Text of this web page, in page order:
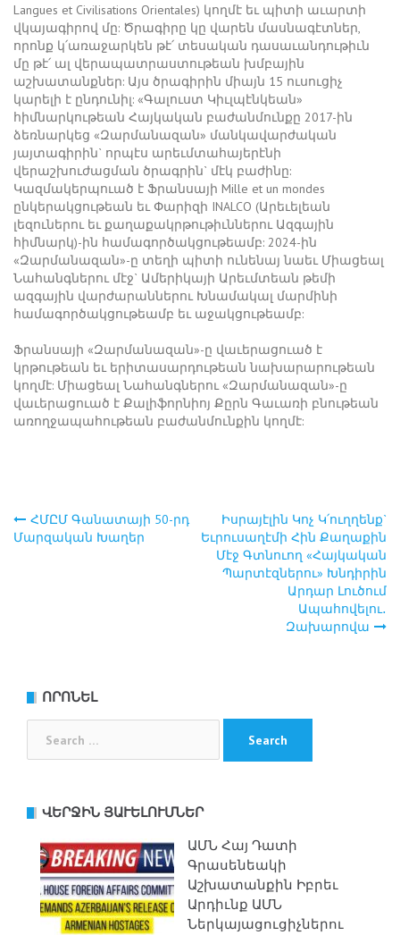
Langues et Civilisations Orientales) կողմէ եւ պիտի աւարտի
վկայագիրով մը: Ծրագիրը կը վարեն մասնագէտներ,
որոնք կ՛առաջարկեն թէ՛ տեսական դասաւանդութիւն
մը թէ՛ ալ վերապատրաստութեան խմբային
աշխատանքներ: Այս ծրագիրին միայն 15 ուսուցիչ
կարելի է ընդունիլ: «Գալուստ Կիւլպէնկեան»
հիմնարկութեան Հայկական բաժանմունքը 2017-ին
ձեռնարկեց «Զարմանազան» մանկավարժական
յայտագիրին` որպէս արեւմտահայերէնի
վերաշխուժացման ծրագրին` մէկ բաժինը:
Կազմակերպուած է Ֆրանսայի Mille et un mondes
ընկերակցութեան եւ Փարիզի INALCO (Արեւելեան
լեզուներու եւ քաղաքակրթութիւններու Ազգային
հիմնարկ)-ին համագործակցութեամբ: 2024-ին
«Զարմանազան»-ը տեղի պիտի ունենայ նաեւ Միացեալ
Նահանգներու մէջ` Ամերիկայի Արեւմտեան թեմի
ազգային վարժարաններու Խնամակալ մարմինի
համագործակցութեամբ եւ աջակցութեամբ:
Ֆրանսայի «Զարմանազան»-ը վաւերացուած է
կրթութեան եւ երիտասարդութեան նախարարութեան
կողմէ: Միացեալ Նահանգներու «Զարմանազան»-ը
վաւերացուած է Քալիֆորնիոյ Քըրն Գաւառի բնութեան
առողջապահութեան բաժանմունքին կողմէ:
Post
ՀՄԸՄ Գանատայի 50-րդ
Մարզական Խաղեր
Իսրայէլին Կոչ Կ՛ուղղենք`
Եւրուսաղէմի Հին Քաղաքին
Մէջ Գտնուող «Հայկական
Պարտէզներու» Խնդիրին
Արդար Լուծում
Ապահովելու․
Զախարովա
ՈՐՈՆԵԼ
ՎԵՐՋԻՆ ՅԱՒԵԼՈՒՄՆԵՐ
ԱՄՆ Հայ Դատի
Գրասենեակի
Աշխատանքին Իբրեւ
Արդիւնք ԱՄՆ
Ներկայացուցիչներու